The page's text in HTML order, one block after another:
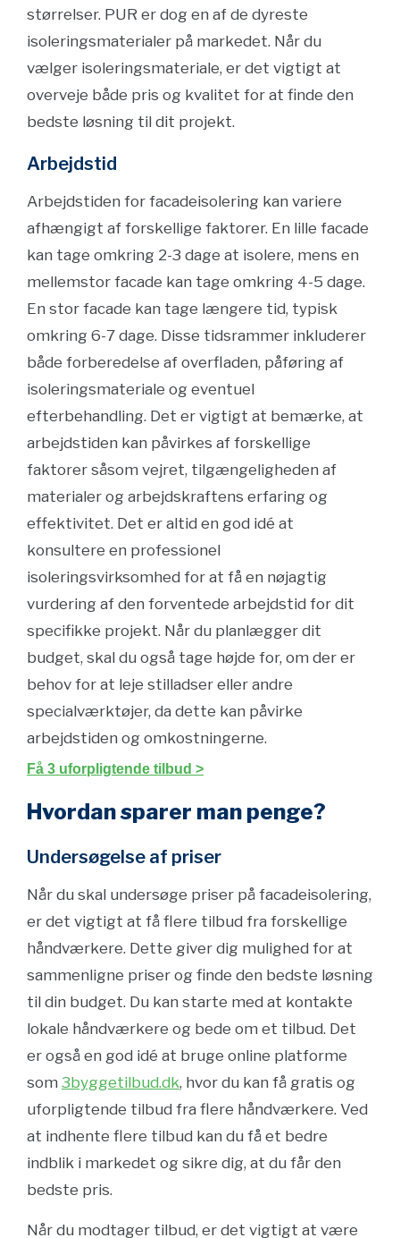
størrelser. PUR er dog en af de dyreste
isoleringsmaterialer på markedet. Når du
vælger isoleringsmateriale, er det vigtigt at
overveje både pris og kvalitet for at finde den
bedste løsning til dit projekt.
Arbejdstid
Arbejdstiden for facadeisolering kan variere
afhængigt af forskellige faktorer. En lille facade
kan tage omkring 2-3 dage at isolere, mens en
mellemstor facade kan tage omkring 4-5 dage.
En stor facade kan tage længere tid, typisk
omkring 6-7 dage. Disse tidsrammer inkluderer
både forberedelse af overfladen, påføring af
isoleringsmateriale og eventuel
efterbehandling. Det er vigtigt at bemærke, at
arbejdstiden kan påvirkes af forskellige
faktorer såsom vejret, tilgængeligheden af
materialer og arbejdskraftens erfaring og
effektivitet. Det er altid en god idé at
konsultere en professionel
isoleringsvirksomhed for at få en nøjagtig
vurdering af den forventede arbejdstid for dit
specifikke projekt. Når du planlægger dit
budget, skal du også tage højde for, om der er
behov for at leje stilladser eller andre
specialværktøjer, da dette kan påvirke
arbejdstiden og omkostningerne.
Få 3 uforpligtende tilbud >
Hvordan sparer man penge?
Undersøgelse af priser
Når du skal undersøge priser på facadeisolering,
er det vigtigt at få flere tilbud fra forskellige
håndværkere. Dette giver dig mulighed for at
sammenligne priser og finde den bedste løsning
til din budget. Du kan starte med at kontakte
lokale håndværkere og bede om et tilbud. Det
er også en god idé at bruge online platforme
som 3byggetilbud.dk, hvor du kan få gratis og
uforpligtende tilbud fra flere håndværkere. Ved
at indhente flere tilbud kan du få et bedre
indblik i markedet og sikre dig, at du får den
bedste pris.
Når du modtager tilbud, er det vigtigt at være